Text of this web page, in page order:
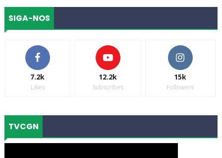
SIGA-NOS
7.2k
Likes
12.2k
Subscribes
15k
Followers
TVCGN